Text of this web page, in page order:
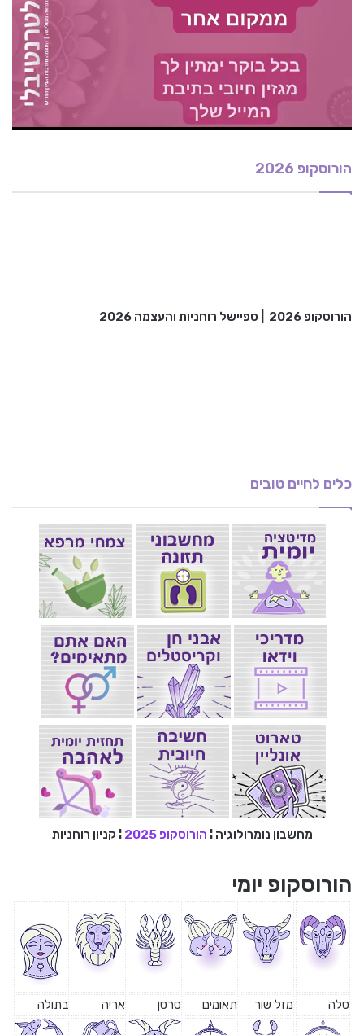
הורוסקופ 2026
הורוסקופ 2026 ספיישל רוחניות והעצמה 2026
כלים לחיים טובים
מחשבון נומרולוגיה ¦ הורוסקופ 2025 ¦ קניון רוחניות
הורוסקופ יומי
טלה מזל שור תאומים סרטן אריה בתולה